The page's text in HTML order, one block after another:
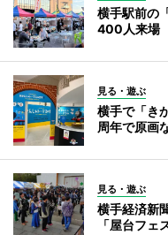
横手駅前の
400人来場
見る・遊ぶ
横手で「き
周年で原画
見る・遊ぶ
横手経済新
「屋台フェ